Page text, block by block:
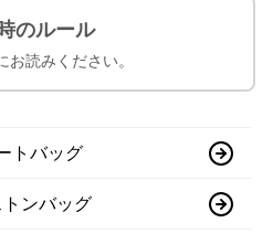
のルール
お読みください。
トバッグ
トンバッグ